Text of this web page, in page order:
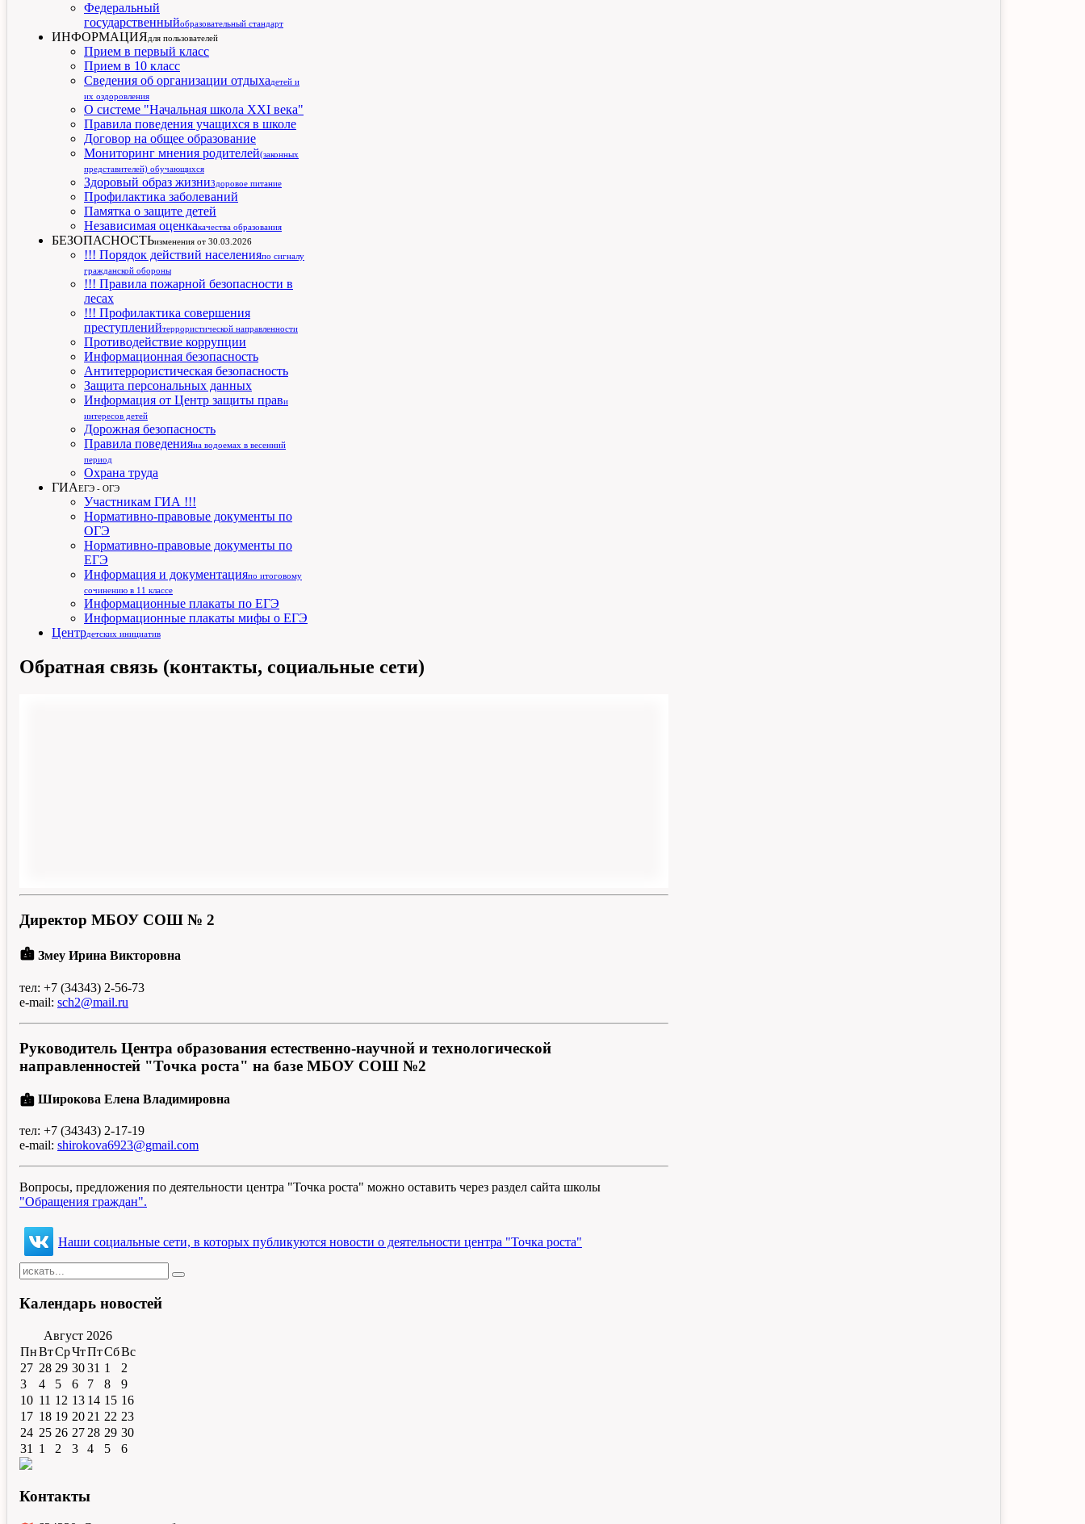
Федеральный
государственныйобразовательный стандарт
ИНФОРМАЦИЯдля пользователей
Прием в первый класс
Прием в 10 класс
Сведения об организации отдыхадетей и
их оздоровления
О системе "Начальная школа XXI века"
Правила поведения учащихся в школе
Договор на общее образование
Мониторинг мнения родителей(законных
представителей) обучающихся
Здоровый образ жизниЗдоровое питание
Профилактика заболеваний
Памятка о защите детей
Независимая оценкакачества образования
БЕЗОПАСНОСТЬизменения от 30.03.2026
!!! Порядок действий населенияпо сигналу
гражданской обороны
!!! Правила пожарной безопасности в
лесах
!!! Профилактика совершения
преступленийтеррористической направленности
Противодействие коррупции
Информационная безопасность
Антитеррористическая безопасность
Защита персональных данных
Информация от Центр защиты прави
интересов детей
Дорожная безопасность
Правила поведенияна водоемах в весенний
период
Охрана труда
ГИАЕГЭ - ОГЭ
Участникам ГИА !!!
Нормативно-правовые документы по
ОГЭ
Нормативно-правовые документы по
ЕГЭ
Информация и документацияпо итоговому
сочинению в 11 классе
Информационные плакаты по ЕГЭ
Информационные плакаты мифы о ЕГЭ
Центрдетских инициатив
Обратная связь (контакты, социальные сети)
Директор МБОУ СОШ № 2
badge Змеу Ирина Викторовна
тел: +7 (34343) 2-56-73
e-mail: sch2@mail.ru
Руководитель Центра образования естественно-научной и технологической
направленностей "Точка роста" на базе МБОУ СОШ №2
badge Широкова Елена Владимировна
тел: +7 (34343) 2-17-19
e-mail: shirokova6923@gmail.com
Вопросы, предложения по деятельности центра "Точка роста" можно оставить через раздел сайта школы
"Обращения граждан".
Наши социальные сети, в которых публикуются новости о деятельности центра "Точка роста"
Календарь новостей
Август 2026
ПнВтСрЧтПтСбВс
27 28 29 3031 1
2
3
4 5 6 7 8
9
10 11 12 13 14 15 16
17 18 19 20 21 22 23
24 25 26 27 28 29 30
31
1 2 3 4 5 6
Контакты